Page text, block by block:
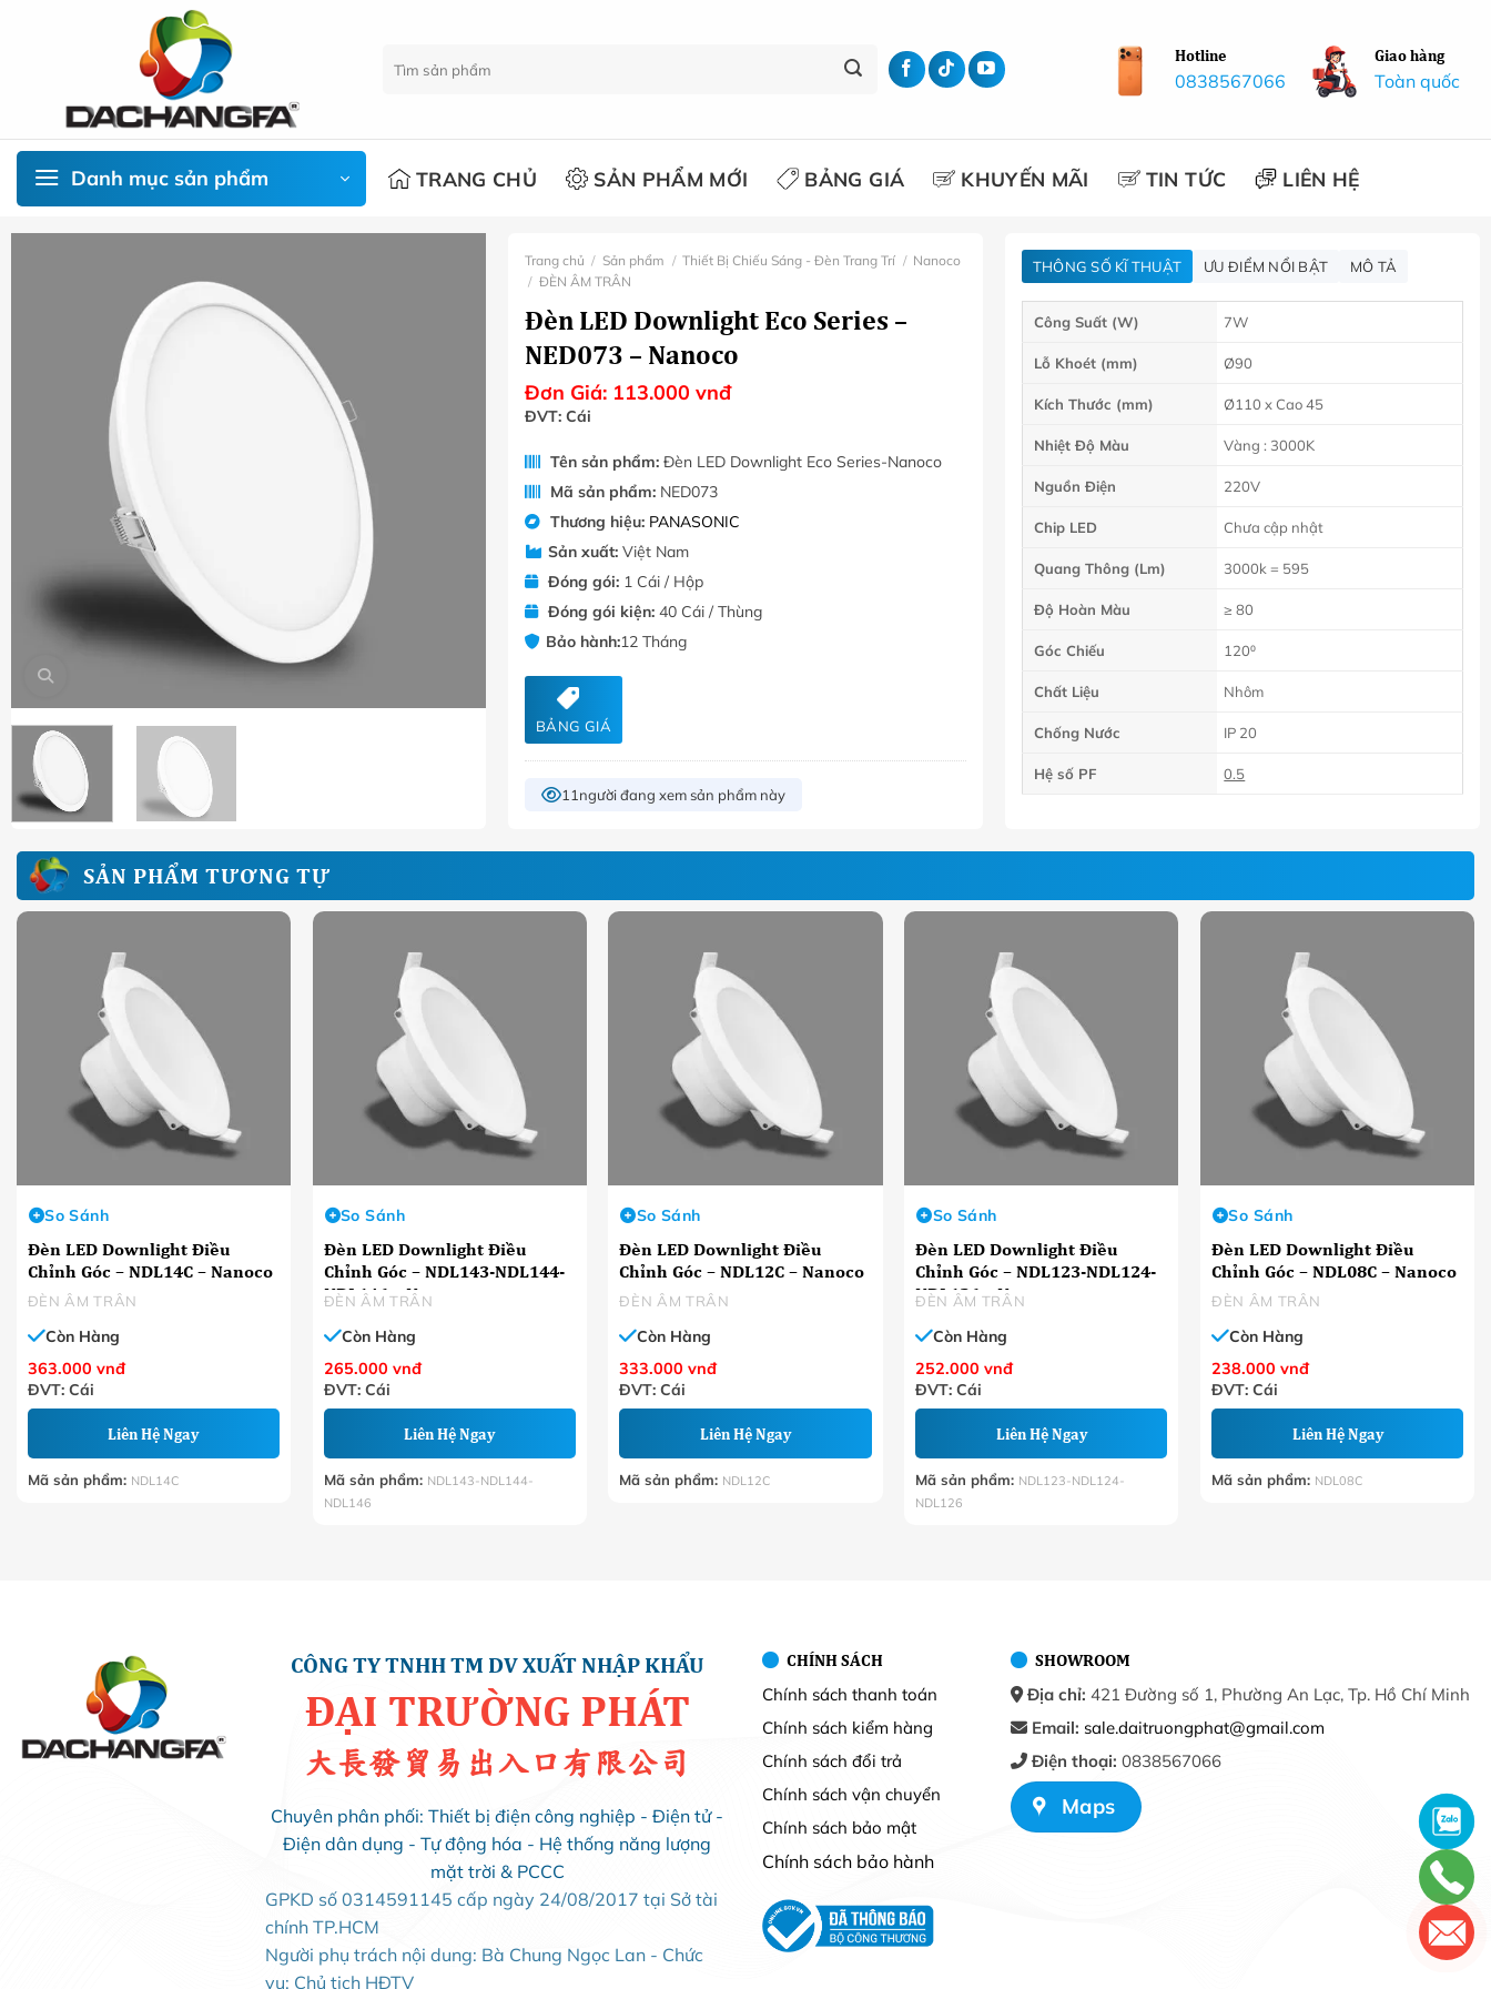
kiếm:
Hotline
0838567066
Giao hàng
Toàn quốc
Danh mục sản phẩm TRANG CHỦ SẢN PHẨM MỚI BẢNG GIÁ KHUYẾN MÃI TIN TỨC LIÊN HỆ
Trang chủ / Sản phẩm / Thiết Bị Chiếu Sáng - Đèn Trang Trí / Nanoco
/ ĐÈN ÂM TRÂN
Đèn LED Downlight Eco Series –
NED073 – Nanoco
Đơn Giá: 113.000 vnđ
ĐVT: Cái
Tên sản phẩm:Đèn LED Downlight Eco Series-Nanoco
Mã sản phẩm:NED073
Thương hiệu: PANASONIC
Sản xuất:Việt Nam
Đóng gói:1 Cái / Hộp
Đóng gói kiện:40 Cái / Thùng
Bảo hành:12 Tháng
BẢNG GIÁ
11người đang xem sản phẩm này
THÔNG SỐ KĨ THUẬT ƯU ĐIỂM NỔI BẬT MÔ TẢ
Công Suất (W) 7W
Lỗ Khoét (mm) Ø90
Kích Thước (mm) Ø110 x Cao 45
Nhiệt Độ Màu Vàng : 3000K
Nguồn Điện 220V
Chip LED Chưa cập nhật
Quang Thông (Lm) 3000k = 595
Độ Hoàn Màu ≥ 80
Góc Chiếu 120⁰
Chất Liệu Nhôm
Chống Nước IP 20
Hệ số PF 0.5
SẢN PHẨM TƯƠNG TỰ
ĐÈN ÂM TRÂN
Đèn LED Downlight Điều
Chỉnh Góc – NDL14C – Nanoco
So Sánh
Còn Hàng
363.000 vnđ
ĐVT: Cái
Liên Hệ Ngay
Mã sản phẩm: NDL14C
ĐÈN ÂM TRÂN
Đèn LED Downlight Điều
Chỉnh Góc – NDL143-NDL144-
NDL146 – Nanoco
So Sánh
Còn Hàng
265.000 vnđ
ĐVT: Cái
Liên Hệ Ngay
Mã sản phẩm: NDL143-NDL144-
NDL146
ĐÈN ÂM TRÂN
Đèn LED Downlight Điều
Chỉnh Góc – NDL12C – Nanoco
So Sánh
Còn Hàng
333.000vnđ
ĐVT: Cái
Liên Hệ Ngay
Mã sản phẩm: NDL12C
ĐÈN ÂM TRÂN
Đèn LED Downlight Điều
Chỉnh Góc – NDL123-NDL124-
NDL126 – Nanoco
So Sánh
Còn Hàng
252.000vnđ
ĐVT: Cái
Liên Hệ Ngay
Mã sản phẩm: NDL123-NDL124-
NDL126
ĐÈN ÂM TRÂN
Đèn LED Downlight Điều
Chỉnh Góc – NDL08C – Nanoco
So Sánh
Còn Hàng
238.000 vnđ
ĐVT: Cái
Liên Hệ Ngay
Mã sản phẩm: NDL08C
CÔNG TY TNHH TM DV XUẤT NHẬP KHẨU
ĐẠI TRƯỜNG PHÁT
大長發貿易出入口有限公司
Chuyên phân phối: Thiết bị điện công nghiệp - Điện tử -
Điện dân dụng - Tự động hóa - Hệ thống năng lượng
mặt trời & PCCC
GPKD số 0314591145 cấp ngày 24/08/2017 tại Sở tài
chính TP.HCM
Người phụ trách nội dung: Bà Chung Ngọc Lan - Chức
vụ: Chủ tịch HĐTV
CHÍNH SÁCH
Chính sách thanh toán
Chính sách kiểm hàng
Chính sách đổi trả
Chính sách vận chuyển
Chính sách bảo mật
Chính sách bảo hành
SHOWROOM
Địa chỉ: 421 Đường số 1, Phường An Lạc, Tp. Hồ Chí Minh
Email: sale.daitruongphat@gmail.com
Điện thoại: 0838567066
Maps